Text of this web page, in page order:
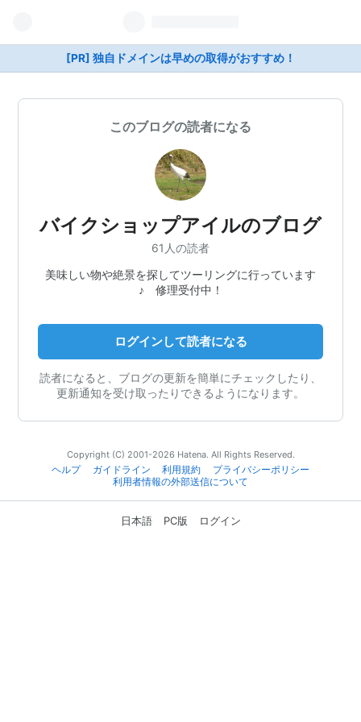
[PR] 独自ドメインは早めの取得がおすすめ！
このブログの読者になる
バイクショップアイルのブログ
61人の読者
美味しい物や絶景を探してツーリングに行っています
♪ 修理受付中！
ログインして読者になる
読者になると、ブログの更新を簡単にチェックしたり、
更新通知を受け取ったりできるようになります。
Copyright (C) 2001-2026 Hatena. All Rights Reserved.
ヘルプ
ガイドライン 利用規約
プライバシーポリシー
利用者情報の外部送信について
日本語 PC版 ログイン